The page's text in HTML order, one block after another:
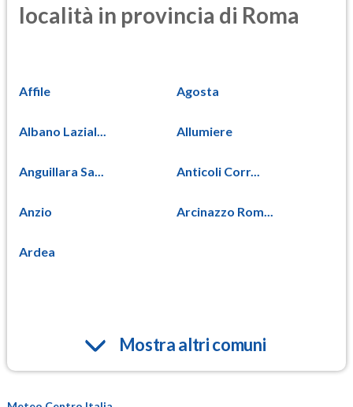
località in provincia di Roma
Affile Agosta
Albano Lazial... Allumiere
Anguillara Sa... Anticoli Corr...
Anzio Arcinazzo Rom...
Ardea
Mostra altri comuni